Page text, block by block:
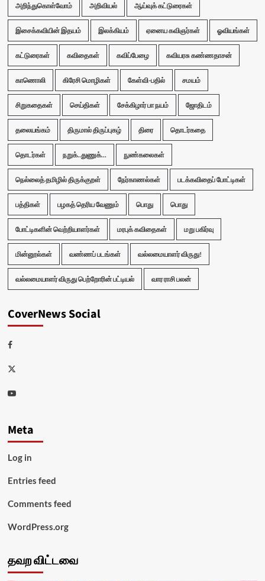
அறிந்துகொள்வோம் அறிவியல் ஆய்வுக் கட்டுரைகள்
இசைக்கவியின் இதயம் இலக்கியம் ஏனைய கவிஞர்கள் ஓவியங்கள்
கட்டுரைகள் கவிதைகள் கவிப்பேழை கவியரசு கண்ணதாசன்
காணொலி கிரேசி மொழிகள் கேள்வி-பதில் சமயம்
சிறுகதைகள் செய்திகள் சேக்கிழார் பா நயம் ஜோதிடம்
தலையங்கம் திருமால் திருப்புகழ் திரை தொடர்கதை
தொடர்கள் நறுக்..துணுக்... நுண்கலைகள்
நெல்லைத் தமிழில் திருக்குறள் நேர்காணல்கள் படக்கவிதைப் போட்டிகள்
பத்திகள் பழகத் தெரிய வேணும் பொது பொது
போட்டிகளின் வெற்றியாளர்கள் மரபுக் கவிதைகள் மறு பகிர்வு
மின்னூல்கள் வண்ணப் படங்கள் வல்லமையாளர் விருது!
வல்லமையாளர் விருது பெற்றோரின் பட்டியல் வார ராசி பலன்
CoverNews Social
Facebook
Twitter
Youtube
Meta
Log in
Entries feed
Comments feed
WordPress.org
தவற விட்டவை